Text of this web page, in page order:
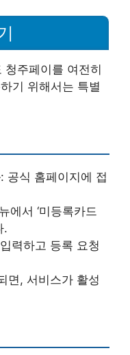
주페이를 여전히
기 위해서는 특별
: 공식 홈페이지에 접
에서 ‘미등록카드
.
력하고 등록 요청
면, 서비스가 활성